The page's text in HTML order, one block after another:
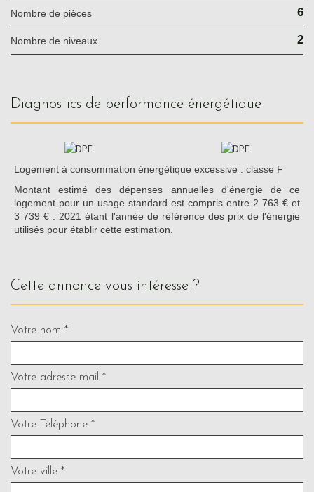
Nombre de pièces 6
Nombre de niveaux 2
diagnostics de performance énergétique
Logement à consommation énergétique excessive : classe F
Montant estimé des dépenses annuelles d'énergie de ce
logement pour un usage standard est compris entre 2 763 € et
3 739 € . 2021 étant l'année de référence des prix de l'énergie
utilisés pour établir cette estimation.
cette annonce vous intéresse ?
Votre nom *
Votre adresse mail *
Votre Téléphone *
Votre ville *